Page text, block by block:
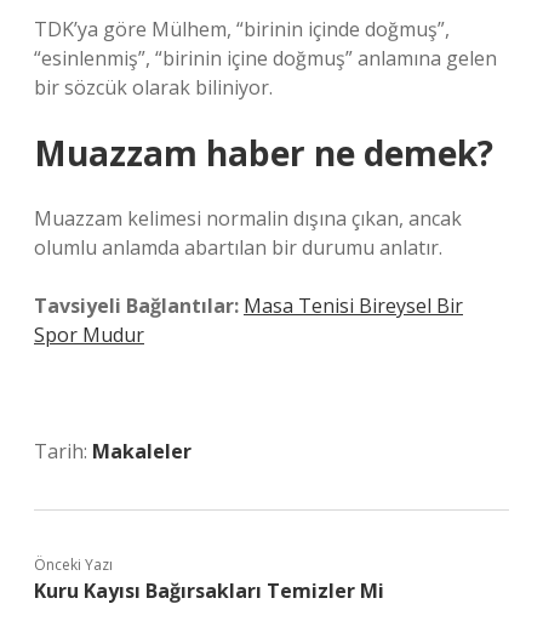
TDK’ya göre Mülhem, “birinin içinde doğmuş”,
“esinlenmiş”, “birinin içine doğmuş” anlamına gelen
bir sözcük olarak biliniyor.
Muazzam haber ne demek?
Muazzam kelimesi normalin dışına çıkan, ancak
olumlu anlamda abartılan bir durumu anlatır.
Tavsiyeli Bağlantılar: Masa Tenisi Bireysel Bir
Spor Mudur
Tarih: Makaleler
Önceki Yazı
Kuru Kayısı Bağırsakları Temizler Mi